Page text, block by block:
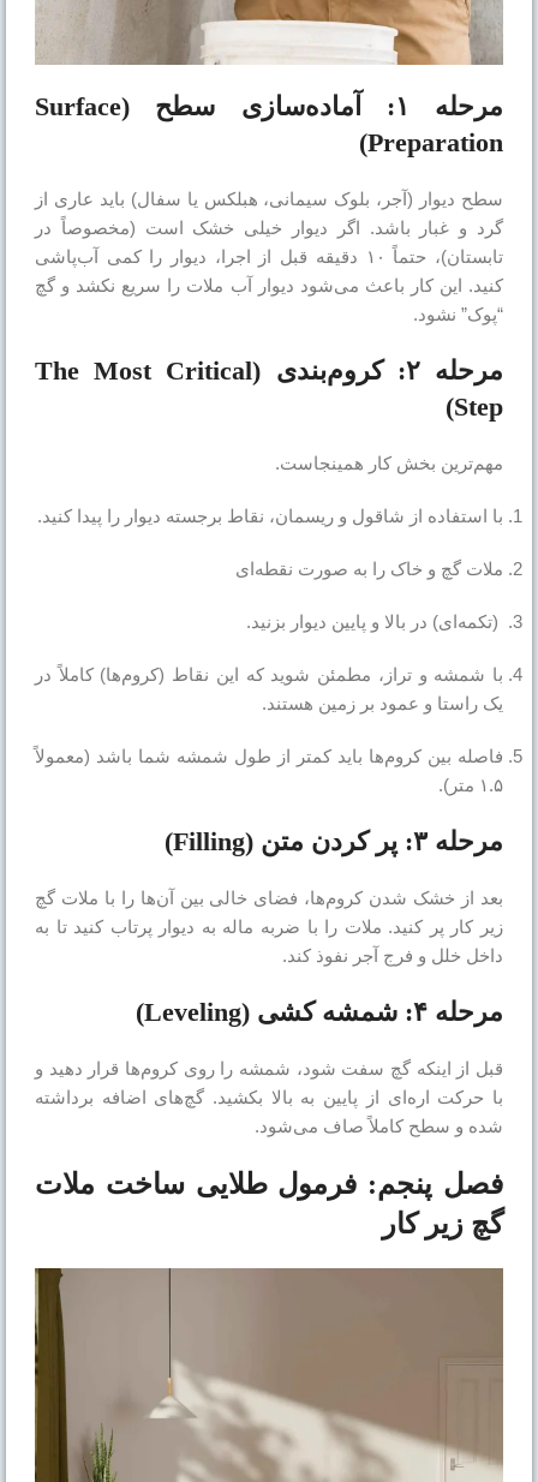
مرحله ۱: آماده‌سازی سطح (Surface
Preparation)
سطح دیوار (آجر، بلوک سیمانی، هبلکس یا سفال) باید عاری از
گرد و غبار باشد. اگر دیوار خیلی خشک است (مخصوصاً در
تابستان)، حتماً ۱۰ دقیقه قبل از اجرا، دیوار را کمی آب‌پاشی
کنید. این کار باعث می‌شود دیوار آب ملات را سریع نکشد و گچ
“پوک” نشود.
مرحله ۲: کروم‌بندی (The Most Critical
Step)
مهم‌ترین بخش کار همینجاست.
با استفاده از شاقول و ریسمان، نقاط برجسته دیوار را پیدا کنید.
ملات گچ و خاک را به صورت نقطه‌ای
(تکمه‌ای) در بالا و پایین دیوار بزنید.
با شمشه و تراز، مطمئن شوید که این نقاط (کروم‌ها) کاملاً در
یک راستا و عمود بر زمین هستند.
فاصله بین کروم‌ها باید کمتر از طول شمشه شما باشد (معمولاً
۱.۵ متر).
مرحله ۳: پر کردن متن (Filling)
بعد از خشک شدن کروم‌ها، فضای خالی بین آن‌ها را با ملات گچ
زیر کار پر کنید. ملات را با ضربه ماله به دیوار پرتاب کنید تا به
داخل خلل و فرج آجر نفوذ کند.
مرحله ۴: شمشه کشی (Leveling)
قبل از اینکه گچ سفت شود، شمشه را روی کروم‌ها قرار دهید و
با حرکت اره‌ای از پایین به بالا بکشید. گچ‌های اضافه برداشته
شده و سطح کاملاً صاف می‌شود.
فصل پنجم: فرمول طلایی ساخت ملات
گچ زیر کار